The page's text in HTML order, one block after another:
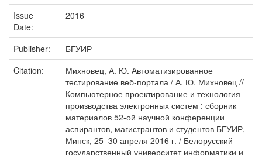
Issue
Date:
2016
Publisher:
БГУИР
Citation:
Михновец, А. Ю. Автоматизированное
тестирование веб-портала / А. Ю. Михновец //
Компьютерное проектирование и технология
производства электронных систем : сборник
материалов 52-ой научной конференции
аспирантов, магистрантов и студентов БГУИР,
Минск, 25–30 апреля 2016 г. / Белорусский
государственный университет информатики и